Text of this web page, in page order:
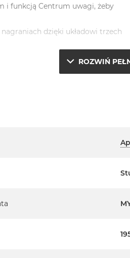
i funkcją Centrum uwagi, żeby
dzięki układowi trzech
z dźwiękiem przestrzennym
ROZWIŃ